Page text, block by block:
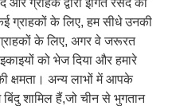
ग्राहकों के लिए, हम सीधे उनकी
के लिए, अगर वे जरूरत
को भेज दिया और हमारे
क्षमता। अन्य लाभों में आपके
शामिल हैं,जो चीन से भुगतान